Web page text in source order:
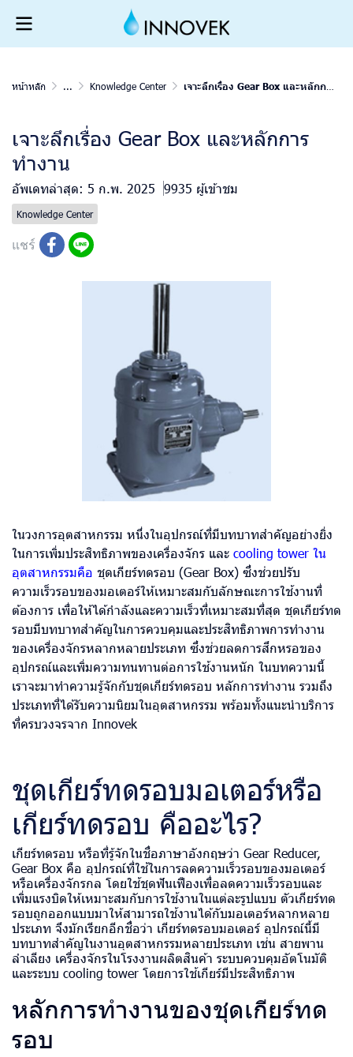
หน้าหลัก ... Knowledge Center เจาะลึกเรื่อง Gear Box และหลักการทำงาน
เจาะลึกเรื่อง Gear Box และหลักการ
ทำงาน
อัพเดทล่าสุด: 5 ก.พ. 2025 9935 ผู้เข้าชม
Knowledge Center
แชร์
ในวงการอุตสาหกรรม หนึ่งในอุปกรณ์ที่มีบทบาทสำคัญอย่างยิ่ง
ในการเพิ่มประสิทธิภาพของเครื่องจักร และ cooling tower ใน
อุตสาหกรรมคือ ชุดเกียร์ทดรอบ (Gear Box) ซึ่งช่วยปรับ
ความเร็วรอบของมอเตอร์ให้เหมาะสมกับลักษณะการใช้งานที่
ต้องการ เพื่อให้ได้กำลังและความเร็วที่เหมาะสมที่สุด ชุดเกียร์ทด
รอบมีบทบาทสำคัญในการควบคุมและประสิทธิภาพการทำงาน
ของเครื่องจักรหลากหลายประเภท ซึ่งช่วยลดการสึกหรอของ
อุปกรณ์และเพิ่มความทนทานต่อการใช้งานหนัก ในบทความนี้
เราจะมาทำความรู้จักกับชุดเกียร์ทดรอบ หลักการทำงาน รวมถึง
ประเภทที่ได้รับความนิยมในอุตสาหกรรม พร้อมทั้งแนะนำบริการ
ที่ครบวงจรจาก Innovek
ชุดเกียร์ทดรอบมอเตอร์หรือ
เกียร์ทดรอบ คืออะไร?
เกียร์ทดรอบ หรือที่รู้จักในชื่อภาษาอังกฤษว่า Gear Reducer,
Gear Box คือ อุปกรณ์ที่ใช้ในการลดความเร็วรอบของมอเตอร์
หรือเครื่องจักรกล โดยใช้ชุดฟันเฟืองเพื่อลดความเร็วรอบและ
เพิ่มแรงบิดให้เหมาะสมกับการใช้งานในแต่ละรูปแบบ ตัวเกียร์ทด
รอบถูกออกแบบมาให้สามารถใช้งานได้กับมอเตอร์หลากหลาย
ประเภท จึงมักเรียกอีกชื่อว่า เกียร์ทดรอบมอเตอร์ อุปกรณ์นี้มี
บทบาทสำคัญในงานอุตสาหกรรมหลายประเภท เช่น สายพาน
ลำเลียง เครื่องจักรในโรงงานผลิตสินค้า ระบบควบคุมอัตโนมัติ
และระบบ cooling tower โดยการใช้เกียร์มีประสิทธิภาพ
หลักการทำงานของชุดเกียร์ทด
รอบ